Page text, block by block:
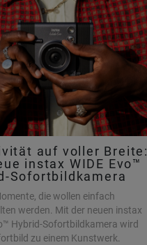
auf voller Breite:
instax WIDE Evo™
Sofortbildkamera
die wollen einfach
werden. Mit der neuen instax
Hybrid-Sofortbildkamera wird
zu einem Kunstwerk.